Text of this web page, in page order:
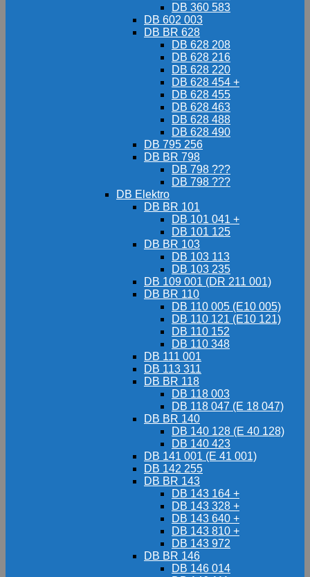
DB 360 583
DB 602 003
DB BR 628
DB 628 208
DB 628 216
DB 628 220
DB 628 454 +
DB 628 455
DB 628 463
DB 628 488
DB 628 490
DB 795 256
DB BR 798
DB 798 ???
DB 798 ???
DB Elektro
DB BR 101
DB 101 041 +
DB 101 125
DB BR 103
DB 103 113
DB 103 235
DB 109 001 (DR 211 001)
DB BR 110
DB 110 005 (E10 005)
DB 110 121 (E10 121)
DB 110 152
DB 110 348
DB 111 001
DB 113 311
DB BR 118
DB 118 003
DB 118 047 (E 18 047)
DB BR 140
DB 140 128 (E 40 128)
DB 140 423
DB 141 001 (E 41 001)
DB 142 255
DB BR 143
DB 143 164 +
DB 143 328 +
DB 143 640 +
DB 143 810 +
DB 143 972
DB BR 146
DB 146 014